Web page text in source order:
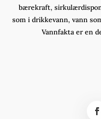
bærekraft,
som i drikkevann, vann
Vannfakta er en